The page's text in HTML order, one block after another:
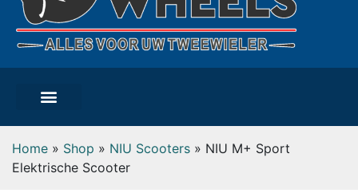
Home » Shop » NIU Scooters » NIU M+ Sport
Elektrische Scooter